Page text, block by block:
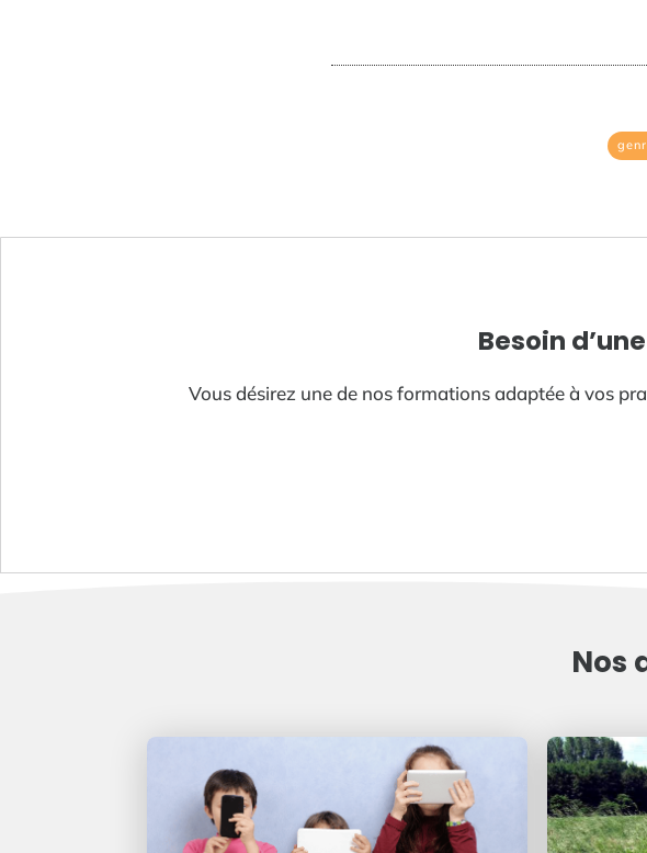
Besoin
Vous désirez une de nos formations adaptée à vos
Nos